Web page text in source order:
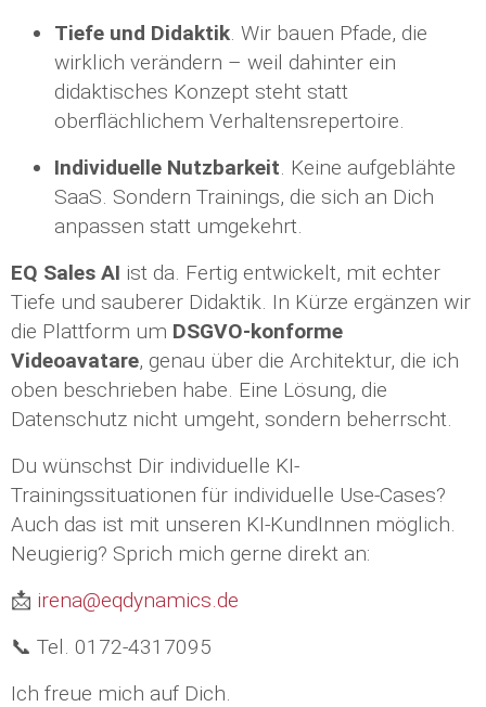
Tiefe und Didaktik. Wir bauen Pfade, die
wirklich verändern – weil dahinter ein
didaktisches Konzept steht statt
oberflächlichem Verhaltensrepertoire.
Individuelle Nutzbarkeit. Keine aufgeblähte
SaaS. Sondern Trainings, die sich an Dich
anpassen statt umgekehrt.
EQ Sales AI ist da. Fertig entwickelt, mit echter
Tiefe und sauberer Didaktik. In Kürze ergänzen wir
die Plattform um DSGVO-konforme
Videoavatare, genau über die Architektur, die ich
oben beschrieben habe. Eine Lösung, die
Datenschutz nicht umgeht, sondern beherrscht.
Du wünschst Dir individuelle KI-
Trainingssituationen für individuelle Use-Cases?
Auch das ist mit unseren KI-KundInnen möglich.
Neugierig? Sprich mich gerne direkt an:
📩 irena@eqdynamics.de
📞 Tel. 0172-4317095
Ich freue mich auf Dich.